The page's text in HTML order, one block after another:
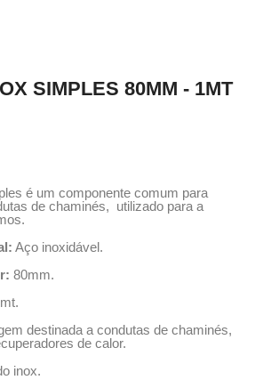
SIMPLES 80MM - 1MT
é um componente comum para
de chaminés, utilizado para a
Aço inoxidável.
80mm.
destinada a condutas de chaminés,
de calor.
inox.